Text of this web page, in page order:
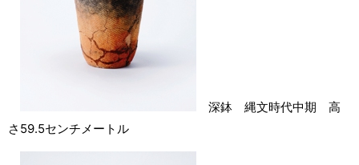
深鉢 縄文時代中期 高
さ59.5センチメートル